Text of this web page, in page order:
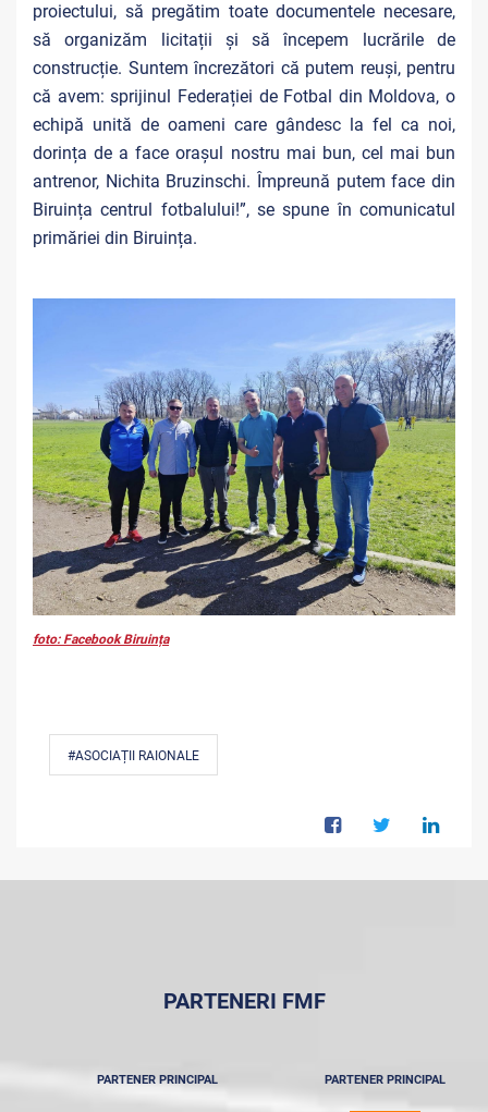
proiectului, să pregătim toate documentele necesare,
să organizăm licitații și să începem lucrările de
construcție. Suntem încrezători că putem reuși, pentru
că avem: sprijinul Federației de Fotbal din Moldova, o
echipă unită de oameni care gândesc la fel ca noi,
dorința de a face orașul nostru mai bun, cel mai bun
antrenor, Nichita Bruzinschi. Împreună putem face din
Biruința centrul fotbalului!”, se spune în comunicatul
primăriei din Biruința.
foto: Facebook Biruința
#ASOCIAȚII RAIONALE
PARTENERI FMF
PARTENER PRINCIPAL PARTENER PRINCIPAL